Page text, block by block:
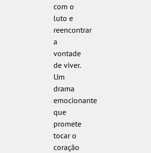
com o
luto e
reencontrar
a
vontade
de viver.
Um
drama
emocionante
que
promete
tocar o
coração